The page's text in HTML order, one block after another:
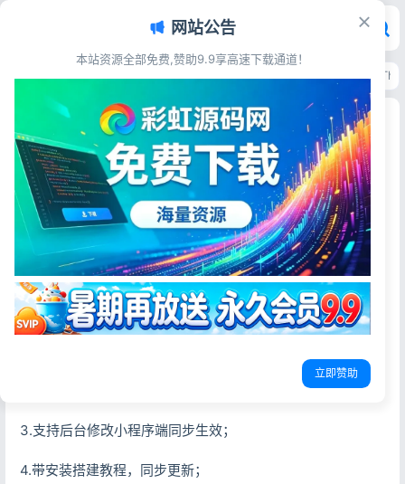
首页>源码资源>电子商务>微信小程序商城源码 开源版附搭建安装教程
微信小程序商城源码 开源版附搭建安装教程
ThinkPHP5.1
彩虹源码网
2026-05-27 26阅读
源码简介
thinkphp 5.1框架全开源商城小程序源码，代替了手机端的
APP电脑端的独立网站。无需下载，触手可及。
3.支持后台修改小程序端同步生效；
4.带安装搭建教程，同步更新；
网站公告
本站资源全部免费,赞助9.9享高速下载通道！
立即赞助